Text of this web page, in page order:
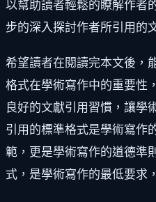
以幫助讀者輕鬆的瞭解作者
步的深入探討作者所引用的
希望讀者在閱讀完本文後，
格式在學術寫作中的重要性
良好的文獻引用習慣，讓學
引用的標準格式是學術寫作
範，更是學術寫作的道德準
式，是學術寫作的最低要求